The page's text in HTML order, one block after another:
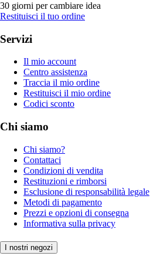
30 giorni per cambiare idea
Restituisci il tuo ordine
Servizi
Il mio account
Centro assistenza
Traccia il mio ordine
Restituisci il mio ordine
Codici sconto
Chi siamo
Chi siamo?
Contattaci
Condizioni di vendita
Restituzioni e rimborsi
Esclusione di responsabilità legale
Metodi di pagamento
Prezzi e opzioni di consegna
Informativa sulla privacy
I nostri negozi